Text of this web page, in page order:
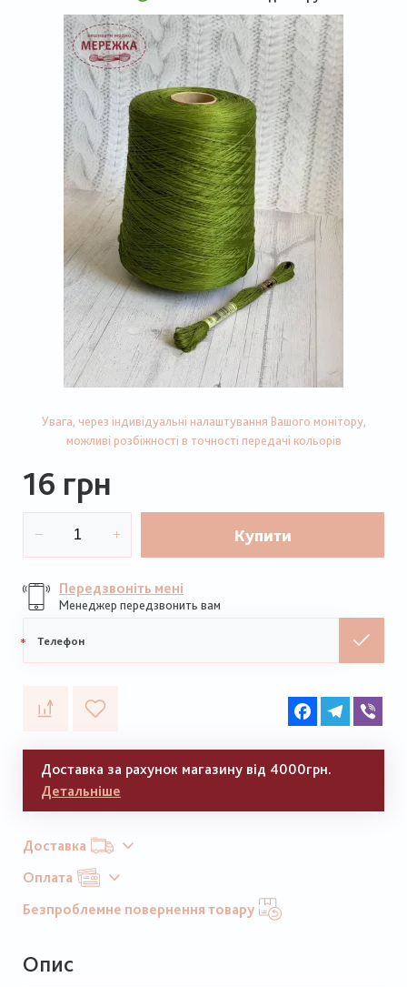
Увага, через індивідуальні налаштування Вашого монітору,
можливі розбіжності в точності передачі кольорів
16 грн
Купити
Передзвоніть мені
Менеджер передзвонить вам
телефон
FacebookTelegram
Доставка за рахунок магазину від 4000грн.
Детальніше
Доставка
Оплата
Безпроблемне повернення товару
Опис